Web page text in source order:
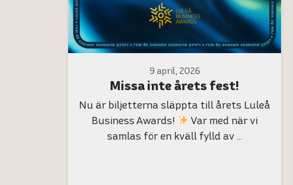
9 april, 2026
Missa inte årets fest!
Nu är biljetterna släppta till årets Luleå
Business Awards!
Var med när vi
samlas för en kväll fylld av …